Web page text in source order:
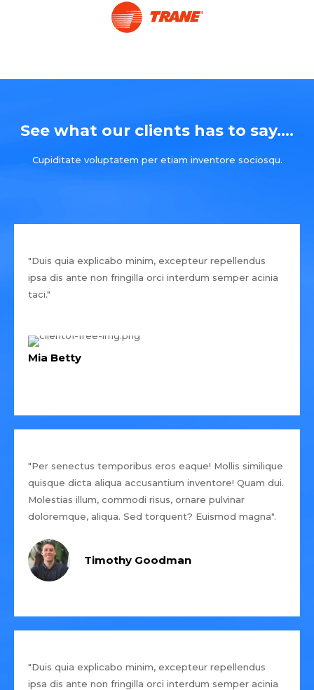
See what our clients has to say....
Cupiditate voluptatem per etiam inventore sociosqu.
"Duis quia explicabo minim, excepteur repellendus
ipsa dis ante non fringilla orci interdum semper acinia
taci."
Mia Betty
"Per senectus temporibus eros eaque! Mollis similique
quisque dicta aliqua accusantium inventore! Quam dui.
Molestias illum, commodi risus, ornare pulvinar
doloremque, aliqua. Sed torquent? Euismod magna".
Timothy Goodman
"Duis quia explicabo minim, excepteur repellendus
ipsa dis ante non fringilla orci interdum semper acinia